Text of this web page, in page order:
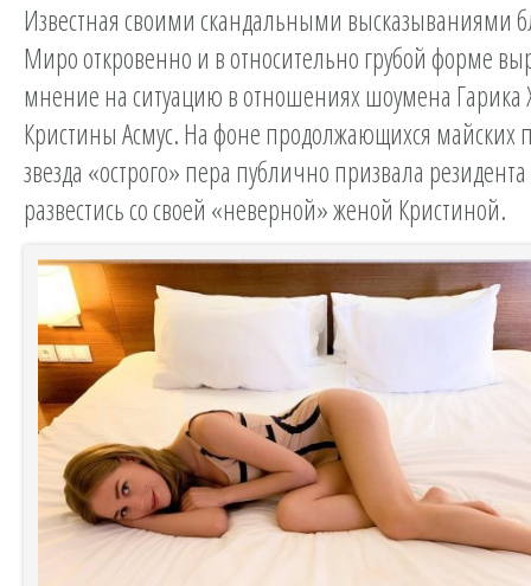
Известная своими скандальными высказываниями
Миро откровенно и в относительно грубой форме
мнение на ситуацию в отношениях шоумена Гарика
Кристины Асмус. На фоне продолжающихся майских
звезда «острого» пера публично призвала
развестись со своей «неверной» женой Кристиной.